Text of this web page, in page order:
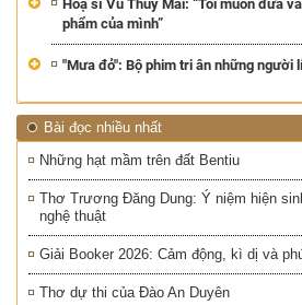
Hoạ sĩ Vũ Thuỳ Mai: “Tôi muốn đưa
phẩm của mình”
"Mưa đỏ": Bộ phim tri ân những người
Bài đọc nhiều nhất
Những hạt mầm trên đất Bentiu
Thơ Trương Đăng Dung: Ý niệm hiện
nghệ thuật
Giải Booker 2026: Cảm động, kì dị và
Thơ dự thi của Đào An Duyên